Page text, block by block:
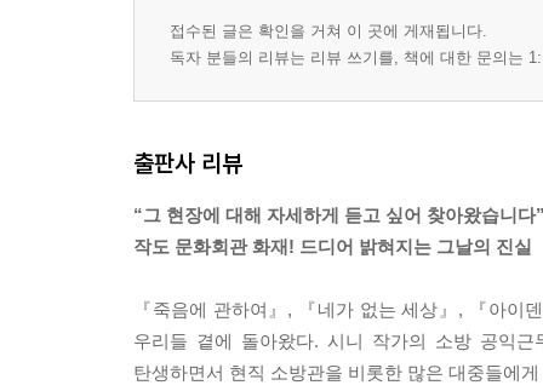
접수된 글은 확인을 거쳐 이 곳에 게재됩니다.
독자 분들의 리뷰는 리뷰 쓰기를, 책에 대한 문의는
출판사 리뷰
“그 현장에 대해 자세하게 듣고 싶어 찾아왔습니다
작도 문화회관 화재! 드디어 밝혀지는 그날의 진실
『죽음에 관하여』, 『네가 없는 세상』, 『아이
우리들 곁에 돌아왔다. 시니 작가의 소방 공익
탄생하면서 현직 소방관을 비롯한 많은 대중들에